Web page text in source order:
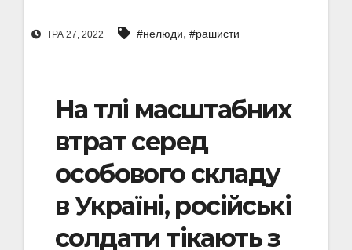
ТРА 27, 2022 #нелюди, #рашисти
На тлі масштабних
втрат серед
особового складу
в Україні, російські
солдати тікають з